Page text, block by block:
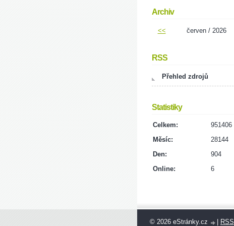
Archiv
<< červen / 2026
RSS
Přehled zdrojů
Statistiky
Online: 6
Celkem:
951406
Měsíc:
28144
Den:
904
© 2026 eStránky.cz RSS